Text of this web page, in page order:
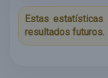
Estas
resultados futuros.